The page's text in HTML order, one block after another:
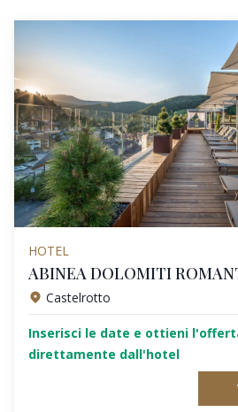
HOTEL
ABINEA DOLOMITI
Castelrotto
Inserisci le date e ottieni
direttamente dall'hotel